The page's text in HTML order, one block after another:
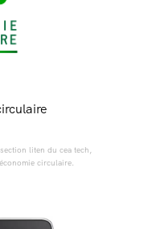
liten du cea tech,
circulaire.